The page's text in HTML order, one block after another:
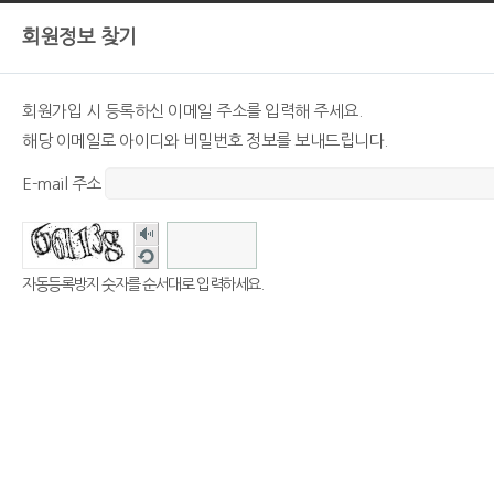
회원정보 찾기
회원가입 시 등록하신 이메일 주소를 입력해 주세요.
해당 이메일로 아이디와 비밀번호 정보를 보내드립니다.
E-mail 주소
자동등록방지 숫자를 순서대로 입력하세요.